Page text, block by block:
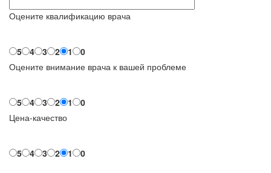
Оцените квалификацию врача
5 4 3 2 1
0
Оцените внимание врача к вашей проблеме
5 4 3 2 1
0
Цена-качество
5 4 3 2 1 0